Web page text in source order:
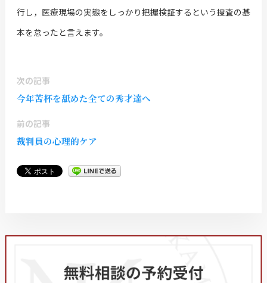
行し，医療現場の実態をしっかり把握検証するという捜査の基
本を怠ったと言えます。
次の記事
今年苦杯を舐めた全ての秀才達へ
前の記事
裁判員の心理的ケア